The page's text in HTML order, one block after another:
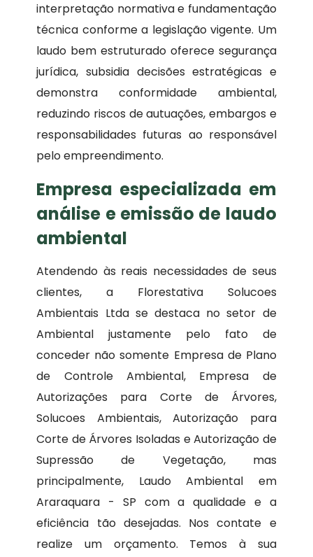
interpretação normativa e fundamentação
técnica conforme a legislação vigente. Um
laudo bem estruturado oferece segurança
jurídica, subsidia decisões estratégicas e
demonstra conformidade ambiental,
reduzindo riscos de autuações, embargos e
responsabilidades futuras ao responsável
pelo empreendimento.
Empresa especializada em
análise e emissão de laudo
ambiental
Atendendo às reais necessidades de seus
clientes, a Florestativa Solucoes
Ambientais Ltda se destaca no setor de
Ambiental justamente pelo fato de
conceder não somente Empresa de Plano
de Controle Ambiental, Empresa de
Autorizações para Corte de Árvores,
Solucoes Ambientais, Autorização para
Corte de Árvores Isoladas e Autorização de
Supressão de Vegetação, mas
principalmente, Laudo Ambiental em
Araraquara - SP com a qualidade e a
eficiência tão desejadas. Nos contate e
realize um orçamento. Temos à sua